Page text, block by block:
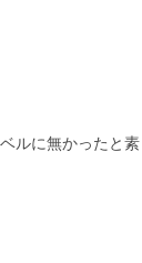
ルに無かったと素